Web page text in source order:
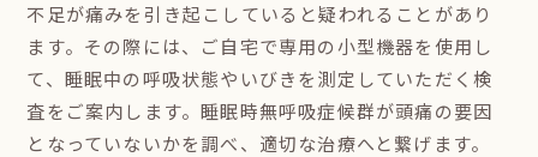
不足が痛みを引き起こしていると疑われることがあり
ます。その際には、ご自宅で専用の小型機器を使用し
て、睡眠中の呼吸状態やいびきを測定していただく検
査をご案内します。睡眠時無呼吸症候群が頭痛の要因
となっていないかを調べ、適切な治療へと繋げます。